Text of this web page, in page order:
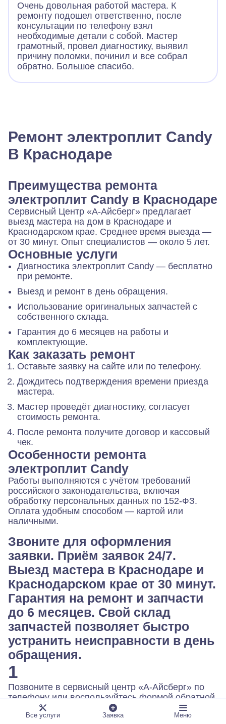
Очень довольная работой мастера. К
ремонту подошел ответственно, после
консультации по телефону взял
необходимые детали с собой. Мастер
грамотный, провел диагностику, выявил
причину поломки, починил и все собрал
обратно. Большое спасибо.
Ремонт электроплит Candy
В Краснодаре
Преимущества ремонта
электроплит Candy в Краснодаре
Сервисный Центр «А-Айсберг» предлагает
выезд мастера на дом в Краснодаре и
Краснодарском крае. Среднее время выезда —
от 30 минут. Опыт специалистов — около 5 лет.
Основные услуги
Диагностика электроплит Candy — бесплатно
при ремонте.
Выезд и ремонт в день обращения.
Использование оригинальных запчастей с
собственного склада.
Гарантия до 6 месяцев на работы и
комплектующие.
Как заказать ремонт
Оставьте заявку на сайте или по телефону.
Дождитесь подтверждения времени приезда
мастера.
Мастер проведёт диагностику, согласует
стоимость ремонта.
После ремонта получите договор и кассовый
чек.
Особенности ремонта
электроплит Candy
Работы выполняются с учётом требований
российского законодательства, включая
обработку персональных данных по 152-ФЗ.
Оплата удобным способом — картой или
наличными.
Звоните для оформления
заявки. Приём заявок 24/7.
Выезд мастера в Краснодаре и
Краснодарском крае от 30 минут.
Гарантия на ремонт и запчасти
до 6 месяцев. Свой склад
запчастей позволяет быстро
устранить неисправности в день
обращения.
1
Позвоните в сервисный центр «А-Айсберг» по
телефону или воспользуйтесь формой обратной
связи на сайте.
Все услуги Заявка Меню